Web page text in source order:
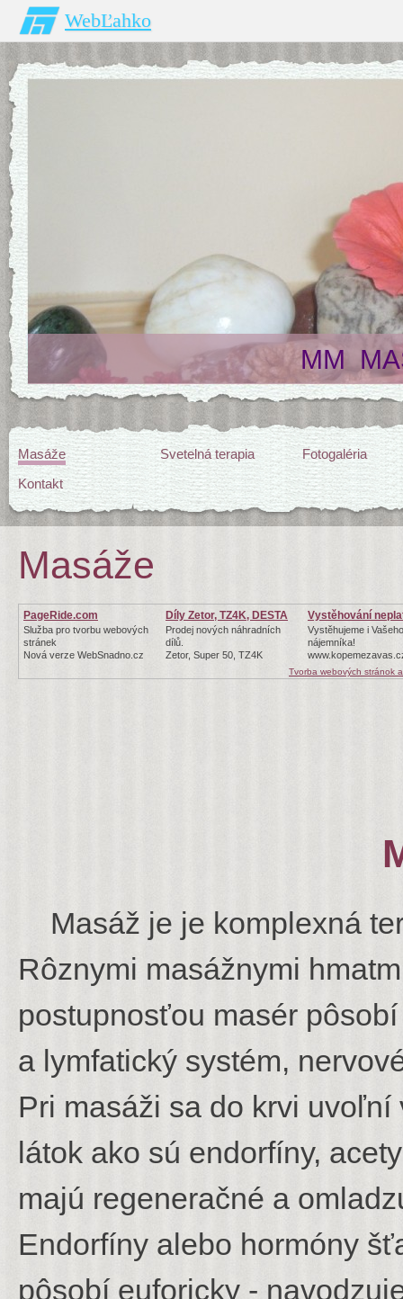
WebĽahko
MM
Masáže Svetelná terapia
Fotogaléria
Kontakt
Masáže
PageRide.com
Služba pro tvorbu webových
stránek
Nová verze WebSnadno.cz
Díly Zetor, TZ4K, DESTA
Prodej nových náhradních
dílů.
Zetor, Super 50, TZ4K
Vystěhování
Vystěhujeme i Vašeho
nájemníka!
Tvorba webových stránok
Masáž je je komplexná
Rôznymi masážnymi
postupnosťou masér
a lymfatický systém,
Pri masáži sa do krvi
látok ako sú endorfíny,
majú regeneračné a
Endorfíny alebo hormóny
pôsobí euforicky -